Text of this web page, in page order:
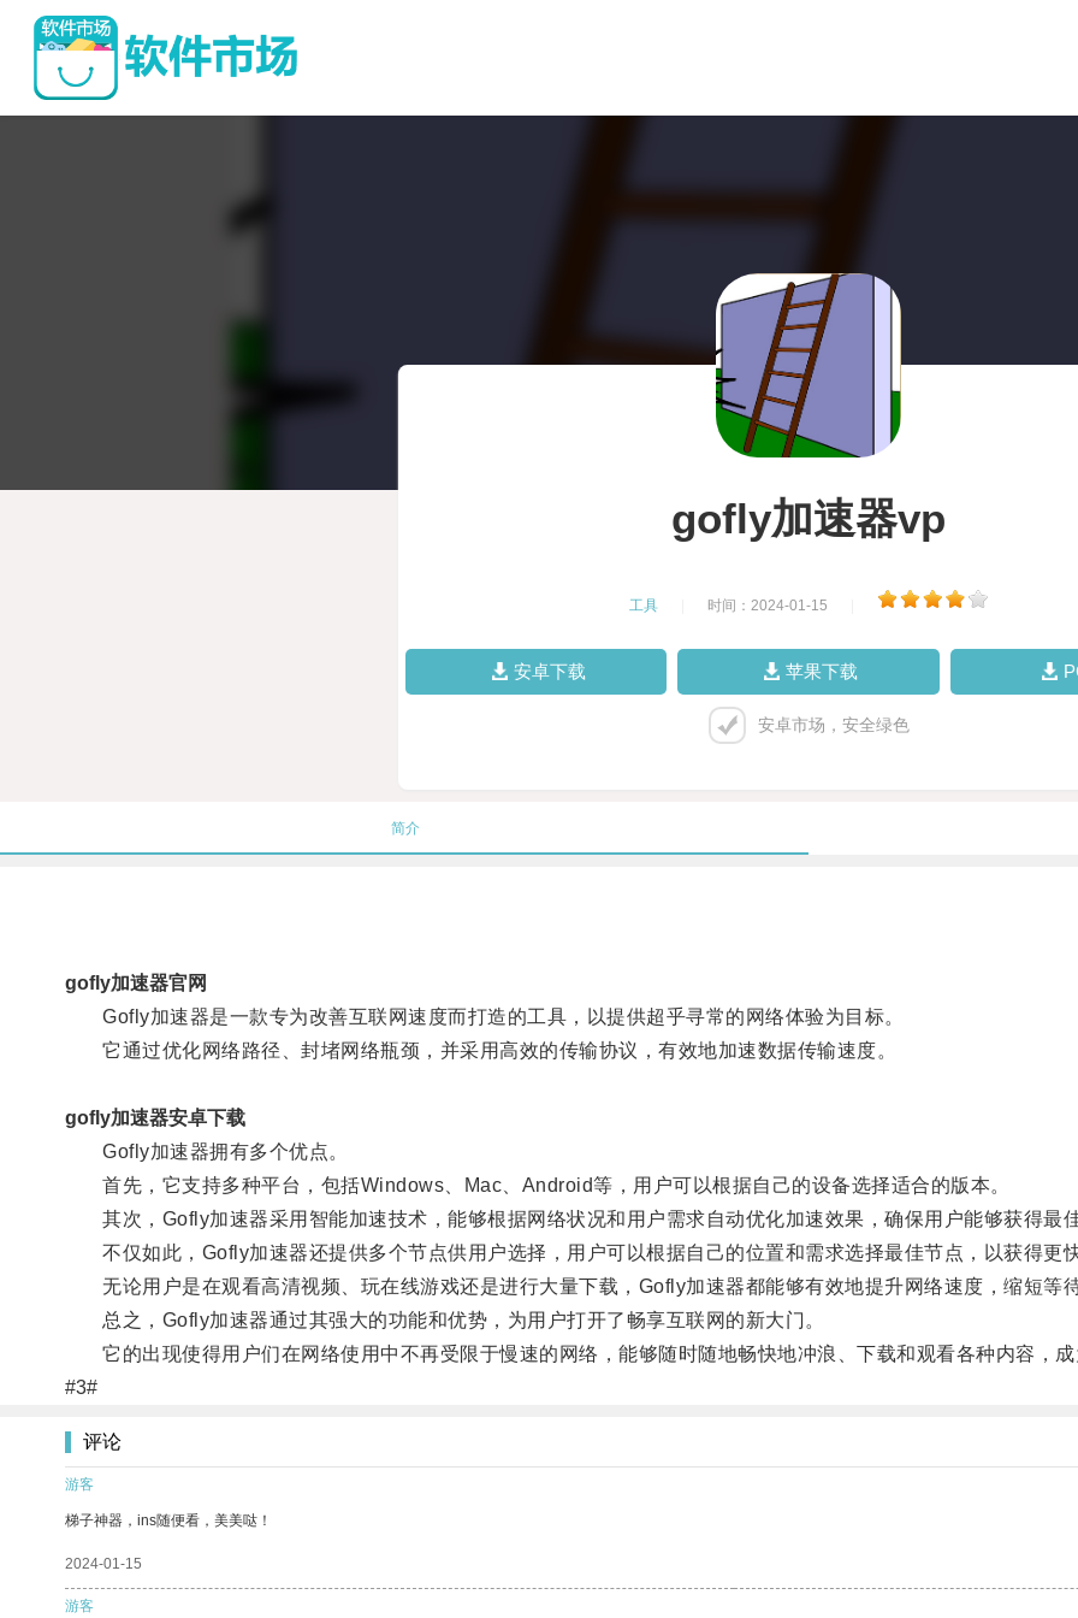
gofly加速器vp
工具 时间：2024-01-15
安卓下载 苹果下载
安卓市场，安全绿色
简介
gofly加速器官网
Gofly加速器是一款专为改善互联网速度而打造的工具，以提供超乎寻常的网络体验为目标。
它通过优化网络路径、封堵网络瓶颈，并采用高效的传输协议，有效地加速数据传输速度。
gofly加速器安卓下载
Gofly加速器拥有多个优点。
首先，它支持多种平台，包括Windows、Mac、Android等，用户可以根据自己的设备选择适合的版本。
其次，Gofly加速器采用智能加速技术，能够根据网络状况和用户需求自动优化加速效果，确保用户能够获得最佳
不仅如此，Gofly加速器还提供多个节点供用户选择，用户可以根据自己的位置和需求选择最佳节点，以获得更快
无论用户是在观看高清视频、玩在线游戏还是进行大量下载，Gofly加速器都能够有效地提升网络速度，缩短等
总之，Gofly加速器通过其强大的功能和优势，为用户打开了畅享互联网的新大门。
它的出现使得用户们在网络使用中不再受限于慢速的网络，能够随时随地畅快地冲浪、下载和观看各种内容，成
#3#
评论
游客
梯子神器，ins随便看，美美哒！
2024-01-15
游客